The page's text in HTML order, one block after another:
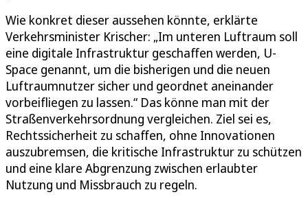
Wie konkret dieser aussehen könnte, erklärte
Verkehrsminister Krischer: „Im unteren Luftraum soll
eine digitale Infrastruktur geschaffen werden, U-
Space genannt, um die bisherigen und die neuen
Luftraumnutzer sicher und geordnet aneinander
vorbeifliegen zu lassen.“ Das könne man mit der
Straßenverkehrsordnung vergleichen. Ziel sei es,
Rechtssicherheit zu schaffen, ohne Innovationen
auszubremsen, die kritische Infrastruktur zu schützen
und eine klare Abgrenzung zwischen erlaubter
Nutzung und Missbrauch zu regeln.